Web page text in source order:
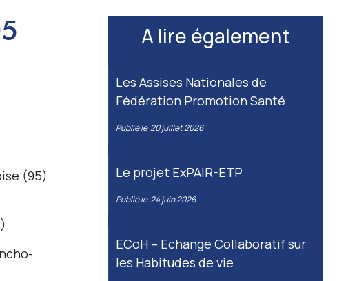
(95)
A lire également
Les Assises Nationales de
Fédération Promotion Santé
Publié le 20 juillet 2026
Le projet ExPAIR-ETP
Publié le 24 juin 2026
ECoH – Echange Collaboratif sur
les Habitudes de vie